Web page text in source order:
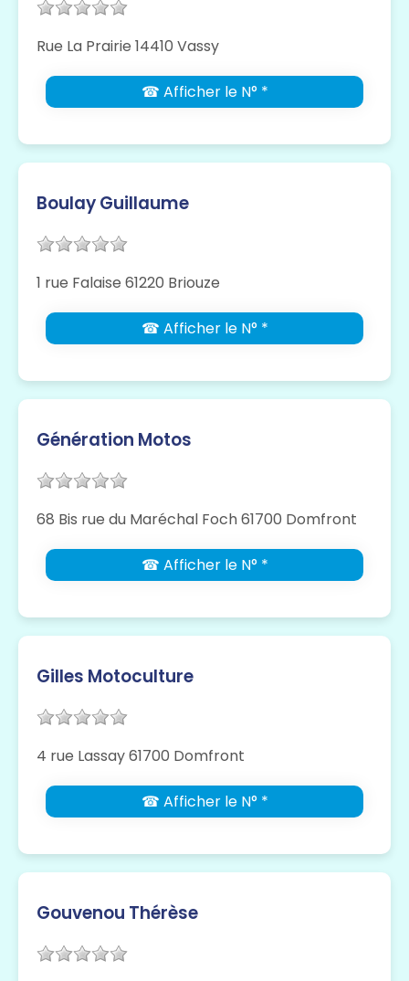
Rue La Prairie 14410 Vassy
☎ Afficher le N° *
Boulay Guillaume
1 rue Falaise 61220 Briouze
☎ Afficher le N° *
Génération Motos
68 Bis rue du Maréchal Foch 61700 Domfront
☎ Afficher le N° *
Gilles Motoculture
4 rue Lassay 61700 Domfront
☎ Afficher le N° *
Gouvenou Thérèse